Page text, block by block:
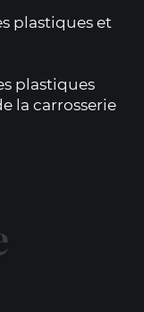
plastiques et
plastiques
la carrosserie